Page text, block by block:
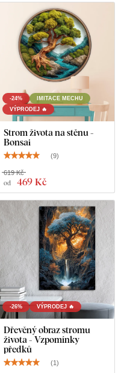
cm a 45x45 cm obsahuje
cm obsahuje obraz 2
- Vodopád
na zadní straně obrazu
-24%
IMITACE MECHU
VÝPRODEJ 🔥
Strom života na stěnu -
Bonsai
(9)
od 469 Kč
619 Kč
-26% VÝPRODEJ 🔥
Dřevěný obraz stromu
života - Vzpomínky
předků
(1)